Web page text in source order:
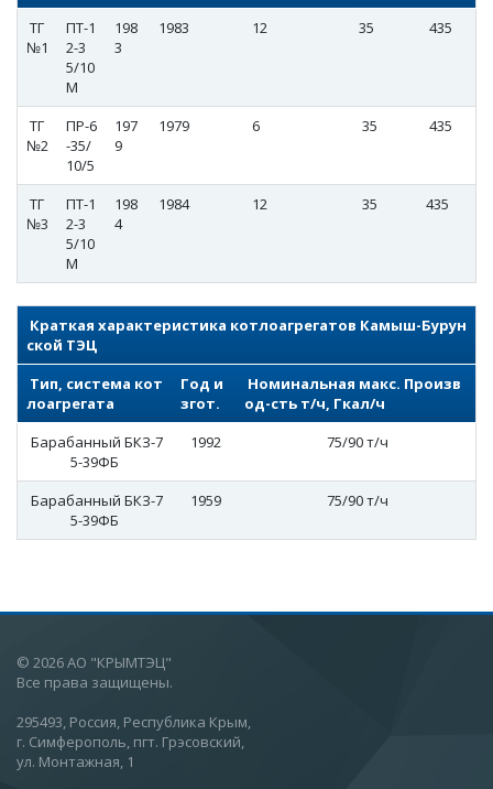
ТГ
№1
ПТ-1
2-3
5/10
М
198
3
1983 12 35 435
ТГ
№2
ПР-6
-35/
10/5
197
9
1979 6 35 435
ТГ
№3
ПТ-1
2-3
5/10
М
198
4
1984 12 35 435
Краткая характеристика котлоагрегатов Камыш-Бурун
ской ТЭЦ
Тип, система кот
лоагрегата
Год и
згот.
Номинальная макс. Произв
од-сть т/ч, Гкал/ч
Барабанный БКЗ-7
5-39ФБ
1992 75/90 т/ч
Барабанный БКЗ-7
5-39ФБ
1959 75/90 т/ч
© 2026 АО "КРЫМТЭЦ"
Все права защищены.
295493, Россия, Республика Крым,
г. Симферополь, пгт. Грэсовский,
ул. Монтажная, 1